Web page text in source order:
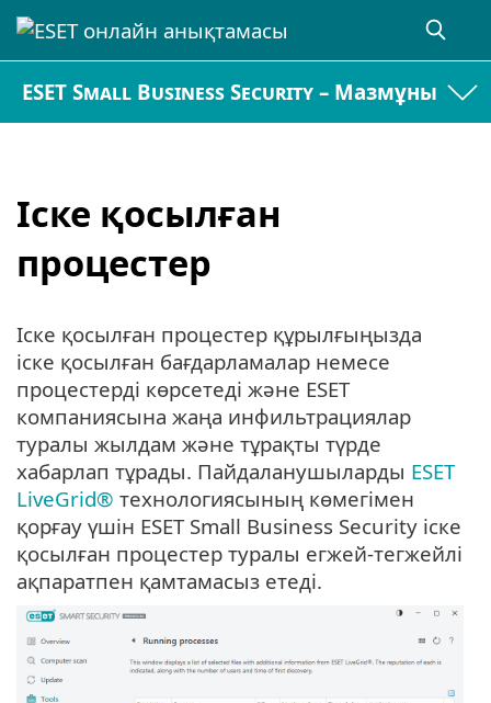
ESET Small Business Security – Мазмұны
Іске қосылған
процестер
Іске қосылған процестер құрылғыңызда
іске қосылған бағдарламалар немесе
процестерді көрсетеді және ESET
компаниясына жаңа инфильтрациялар
туралы жылдам және тұрақты түрде
хабарлап тұрады. Пайдаланушыларды ESET
LiveGrid® технологиясының көмегімен
қорғау үшін ESET Small Business Security іске
қосылған процестер туралы егжей-тегжейлі
ақпаратпен қамтамасыз етеді.